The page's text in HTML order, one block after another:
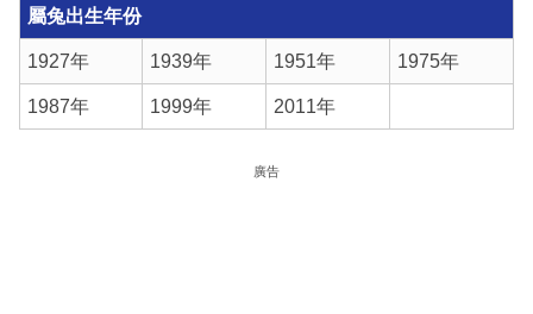
屬兔出生年份
1927年 1939年 1951年 1975年
1987年 1999年 2011年
廣告